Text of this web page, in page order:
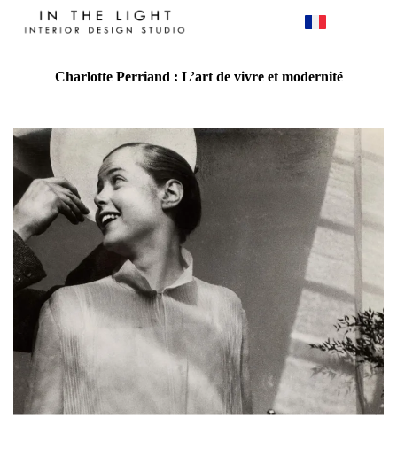
Charlotte Perriand : L’art de vivre et modernité